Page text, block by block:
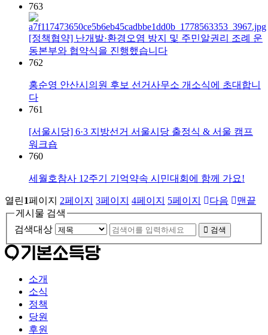
763
[정책협약] 난개발·환경오염 방지 및 주민알권리 조례 운
동본부와 협약식을 진행했습니다
762
홍순영 안산시의원 후보 선거사무소 개소식에 초대합니
다
761
[서울시당] 6·3 지방선거 서울시당 출정식 & 서울 캠프
워크숍
760
세월호참사 12주기 기억약속 시민대회에 함께 가요!
열린1페이지 2페이지 3페이지 4페이지 5페이지 다음
맨끝
게시물 검색
검색대상
검색
소개
소식
정책
당원
후원